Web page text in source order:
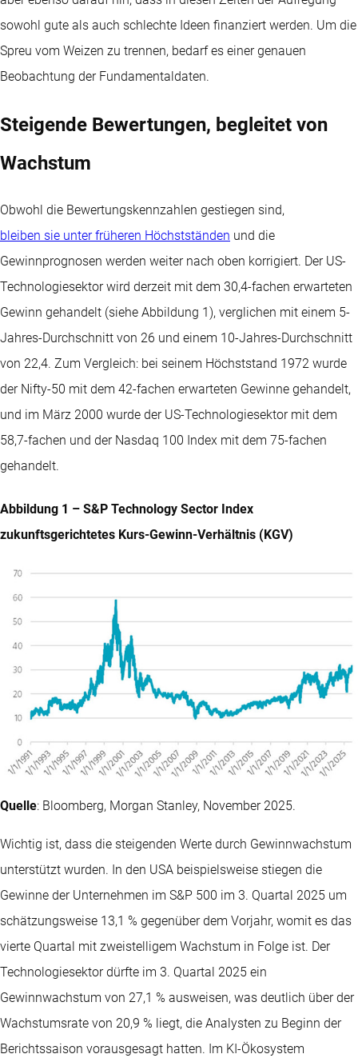
sowohl gute als auch schlechte Ideen finanziert werden. Um die
Spreu vom Weizen zu trennen, bedarf es einer genauen
Beobachtung der Fundamentaldaten.
Steigende Bewertungen, begleitet von
Wachstum
Obwohl die Bewertungskennzahlen gestiegen sind,
bleiben sie unter früheren Höchstständen und die
Gewinnprognosen werden weiter nach oben korrigiert. Der US-
Technologiesektor wird derzeit mit dem 30,4-fachen erwarteten
Gewinn gehandelt (siehe Abbildung 1), verglichen mit einem 5-
Jahres-Durchschnitt von 26 und einem 10-Jahres-Durchschnitt
von 22,4. Zum Vergleich: bei seinem Höchststand 1972 wurde
der Nifty-50 mit dem 42-fachen erwarteten Gewinne gehandelt,
und im März 2000 wurde der US-Technologiesektor mit dem
58,7-fachen und der Nasdaq 100 Index mit dem 75-fachen
gehandelt.
Abbildung 1 – S&P Technology Sector Index
zukunftsgerichtetes Kurs-Gewinn-Verhältnis (KGV)
Quelle: Bloomberg, Morgan Stanley, November 2025.
Wichtig ist, dass die steigenden Werte durch Gewinnwachstum
unterstützt wurden. In den USA beispielsweise stiegen die
Gewinne der Unternehmen im S&P 500 im 3. Quartal 2025 um
schätzungsweise 13,1 % gegenüber dem Vorjahr, womit es das
vierte Quartal mit zweistelligem Wachstum in Folge ist. Der
Technologiesektor dürfte im 3. Quartal 2025 ein
Gewinnwachstum von 27,1 % ausweisen, was deutlich über der
Wachstumsrate von 20,9 % liegt, die Analysten zu Beginn der
Berichtssaison vorausgesagt hatten. Im KI-Ökosystem